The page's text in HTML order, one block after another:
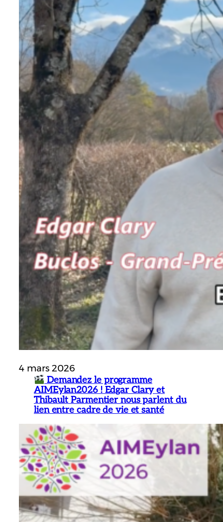
4 mars 2026
Demandez le programme
AIMEylan2026 ! Edgar Clary et
Thibault Parmentier nous parlent du
lien entre cadre de vie et santé